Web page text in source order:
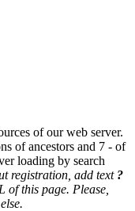
of our web server.
of ancestors and 7 - of
loading by search
registration, add text ?
of this page. Please,